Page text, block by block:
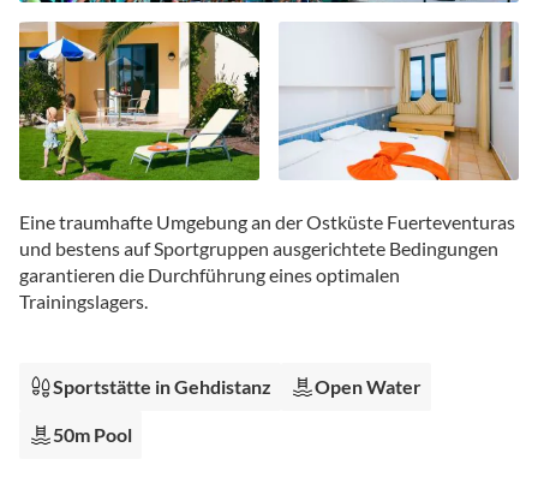
Anfang
der
Bildgalerie
springen
Eine traumhafte Umgebung an der Ostküste Fuerteventuras
und bestens auf Sportgruppen ausgerichtete Bedingungen
garantieren die Durchführung eines optimalen
Trainingslagers.
Sportstätte in Gehdistanz Open Water
50m Pool